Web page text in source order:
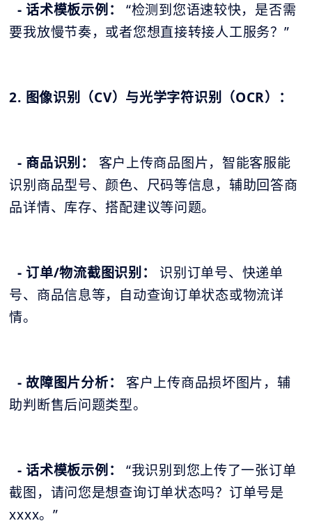
- 话术模板示例：“检测到您语速较快，是否需
要我放慢节奏，或者您想直接转接人工服务？”
2. 图像识别（CV）与光学字符识别（OCR）：
- 商品识别： 客户上传商品图片，智能客服能
识别商品型号、颜色、尺码等信息，辅助回答商
品详情、库存、搭配建议等问题。
- 订单/物流截图识别：
识别订单号、快递单
号、商品信息等，自动查询订单状态或物流详
情。
- 故障图片分析：
客户上传商品损坏图片，辅
助判断售后问题类型。
- 话术模板示例：
“我识别到您上传了一张订单
截图，请问您是想查询订单状态吗？订单号是
xxxx。”